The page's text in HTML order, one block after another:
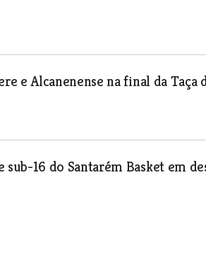
e Alcanenense na final da Taça
16 do Santarém Basket em